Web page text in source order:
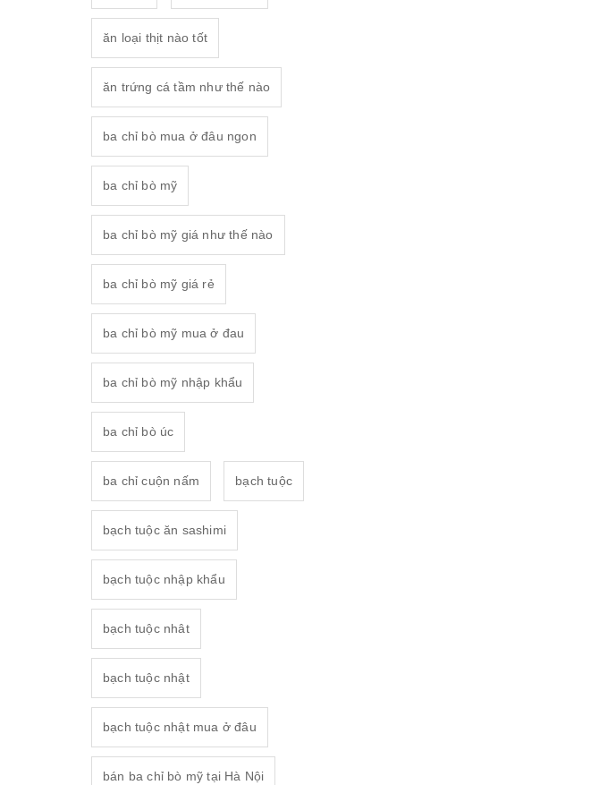
ăn loại thịt nào tốt
ăn trứng cá tầm như thế nào
ba chỉ bò mua ở đâu ngon
ba chỉ bò mỹ
ba chỉ bò mỹ giá như thế nào
ba chỉ bò mỹ giá rẻ
ba chỉ bò mỹ mua ở đau
ba chỉ bò mỹ nhập khẩu
ba chỉ bò úc
ba chỉ cuộn nấm bạch tuộc
bạch tuộc ăn sashimi
bạch tuộc nhập khẩu
bạch tuộc nhât
bạch tuộc nhật
bạch tuộc nhật mua ở đâu
bán ba chỉ bò mỹ tại Hà Nội